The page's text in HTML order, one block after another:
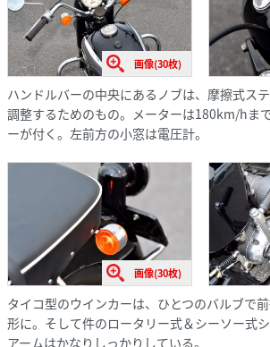
画像(30枚)
ハンドルバーの中央にあるノブは、摩擦式ス
調整するためのもの。メーターは180km/hま
ーが付く。左前方の小窓は電圧計。
画像(30枚)
タイコ型のウインカーは、ひとつのバルブで
形に。そして件のロータリー式＆シーソー式
アームはかなりしっかりしている。